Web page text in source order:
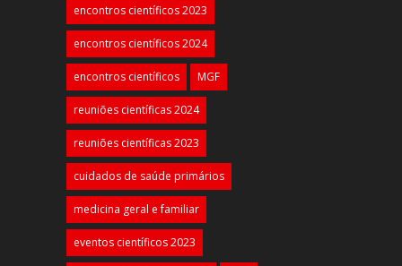
encontros científicos 2023
encontros científicos 2024
encontros científicos MGF
reuniões científicas 2024
reuniões científicas 2023
cuidados de saúde primários
medicina geral e familiar
eventos científicos 2023